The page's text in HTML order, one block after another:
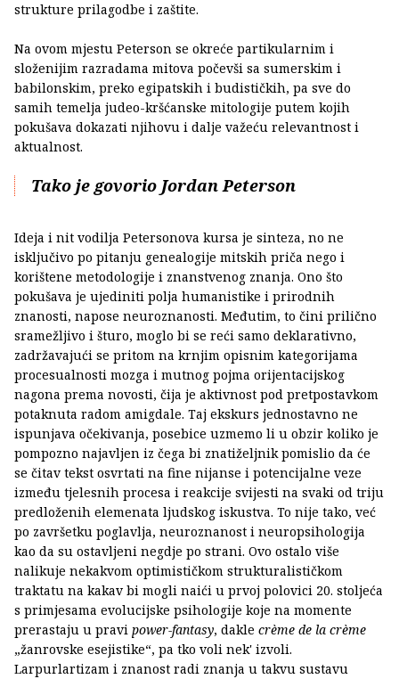
strukture prilagodbe i zaštite.
Na ovom mjestu Peterson se okreće partikularnim i
složenijim razradama mitova počevši sa sumerskim i
babilonskim, preko egipatskih i budističkih, pa sve do
samih temelja judeo-kršćanske mitologije putem kojih
pokušava dokazati njihovu i dalje važeću relevantnost i
aktualnost.
Tako je govorio Jordan Peterson
Ideja i nit vodilja Petersonova kursa je sinteza, no ne
isključivo po pitanju genealogije mitskih priča nego i
korištene metodologije i znanstvenog znanja. Ono što
pokušava je ujediniti polja humanistike i prirodnih
znanosti, napose neuroznanosti. Međutim, to čini prilično
sramežljivo i šturo, moglo bi se reći samo deklarativno,
zadržavajući se pritom na krnjim opisnim kategorijama
procesualnosti mozga i mutnog pojma orijentacijskog
nagona prema novosti, čija je aktivnost pod pretpostavkom
potaknuta radom amigdale. Taj ekskurs jednostavno ne
ispunjava očekivanja, posebice uzmemo li u obzir koliko je
pompozno najavljen iz čega bi znatiželjnik pomislio da će
se čitav tekst osvrtati na fine nijanse i potencijalne veze
između tjelesnih procesa i reakcije svijesti na svaki od triju
predloženih elemenata ljudskog iskustva. To nije tako, već
po završetku poglavlja, neuroznanost i neuropsihologija
kao da su ostavljeni negdje po strani. Ovo ostalo više
nalikuje nekakvom optimističkom strukturalističkom
traktatu na kakav bi mogli naići u prvoj polovici 20. stoljeća
s primjesama evolucijske psihologije koje na momente
prerastaju u pravi power-fantasy, dakle crème de la crème
„žanrovske esejistike“, pa tko voli nek' izvoli.
Larpurlartizam i znanost radi znanja u takvu sustavu